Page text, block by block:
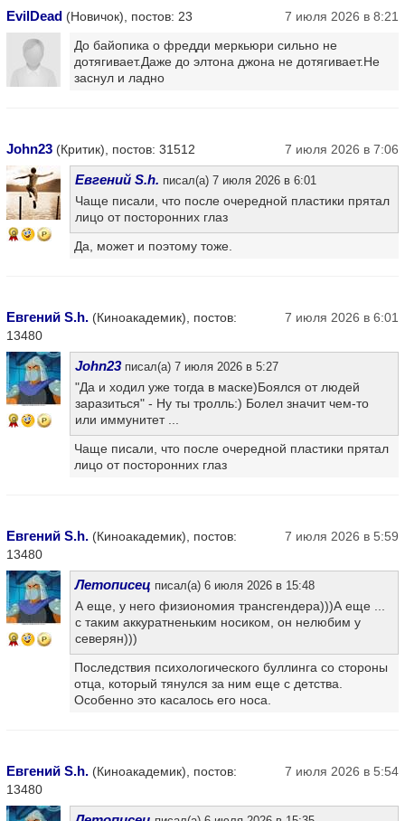
EvilDead (Новичок), постов: 23
7 июля 2026 в 8:21
До байопика о фредди меркьюри сильно не
дотягивает.Даже до элтона джона не дотягивает.Не
заснул и ладно
John23 (Критик), постов: 31512 7 июля 2026 в 7:06
9
Евгений S.h. писал(а) 7 июля 2026 в 6:01
Чаще писали, что после очередной пластики прятал
лицо от посторонних глаз
Да, может и поэтому тоже.
Евгений S.h. (Киноакадемик), постов:
13480
7 июля 2026 в 6:01
9
John23писал(а) 7 июля 2026 в 5:27
"Да и ходил уже тогда в маске)Боялся от людей
заразиться" - Ну ты тролль:) Болел значит чем-то
или иммунитет ...
Чаще писали, что после очередной пластики прятал
лицо от посторонних глаз
Евгений S.h. (Киноакадемик), постов:
13480
7 июля 2026 в 5:59
9
Летописец писал(а) 6 июля 2026 в 15:48
А еще, у него физиономия трансгендера)))А еще ...
с таким аккуратненьким носиком, он нелюбим у
северян)))
Последствия психологического буллинга со стороны
отца, который тянулся за ним еще с детства.
Особенно это касалось его носа.
Евгений S.h. (Киноакадемик), постов:
13480
7 июля 2026 в 5:54